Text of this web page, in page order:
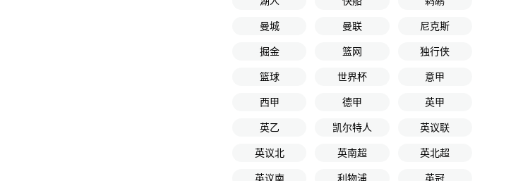
曼城 曼联 尼克斯
掘金 篮网 独行侠
篮球 世界杯 意甲
西甲 德甲 英甲
英乙 凯尔特人 英议联
英议北 英南超 英北超
英议南 利物浦 英冠